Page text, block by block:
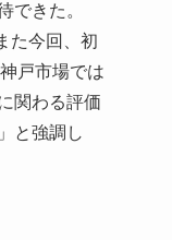
できた。
た今回、初
戸市場では
関わる評価
と強調し